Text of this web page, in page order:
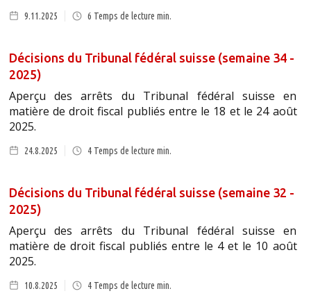
9.11.2025 6 Temps de lecture min.
Décisions du Tribunal fédéral suisse (semaine 34 -
2025)
Aperçu des arrêts du Tribunal fédéral suisse en
matière de droit fiscal publiés entre le 18 et le 24 août
2025.
24.8.2025 4Temps de lecture min.
Décisions du Tribunal fédéral suisse (semaine 32 -
2025)
Aperçu des arrêts du Tribunal fédéral suisse en
matière de droit fiscal publiés entre le 4 et le 10 août
2025.
10.8.2025 4Temps de lecture min.